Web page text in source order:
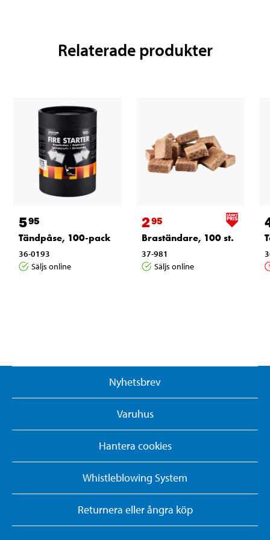
Relaterade produkter
595
Tändpåse, 100-pack
36-0193
Säljs online
295
Braständare, 100 st.
37-981
Säljs online
Nyhetsbrev
Varuhus
Hantera cookies
Whistleblowing System
Returnera eller ångra köp